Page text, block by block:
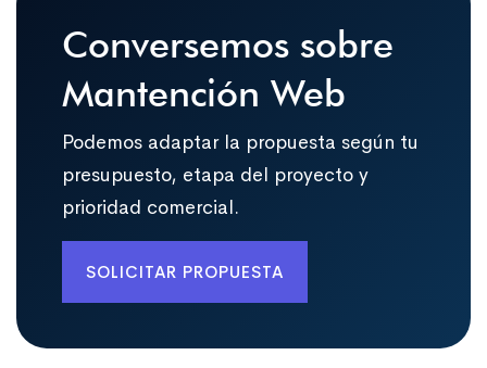
Conversemos sobre
Mantención Web
Podemos adaptar la propuesta según tu
presupuesto, etapa del proyecto y
prioridad comercial.
SOLICITAR PROPUESTA